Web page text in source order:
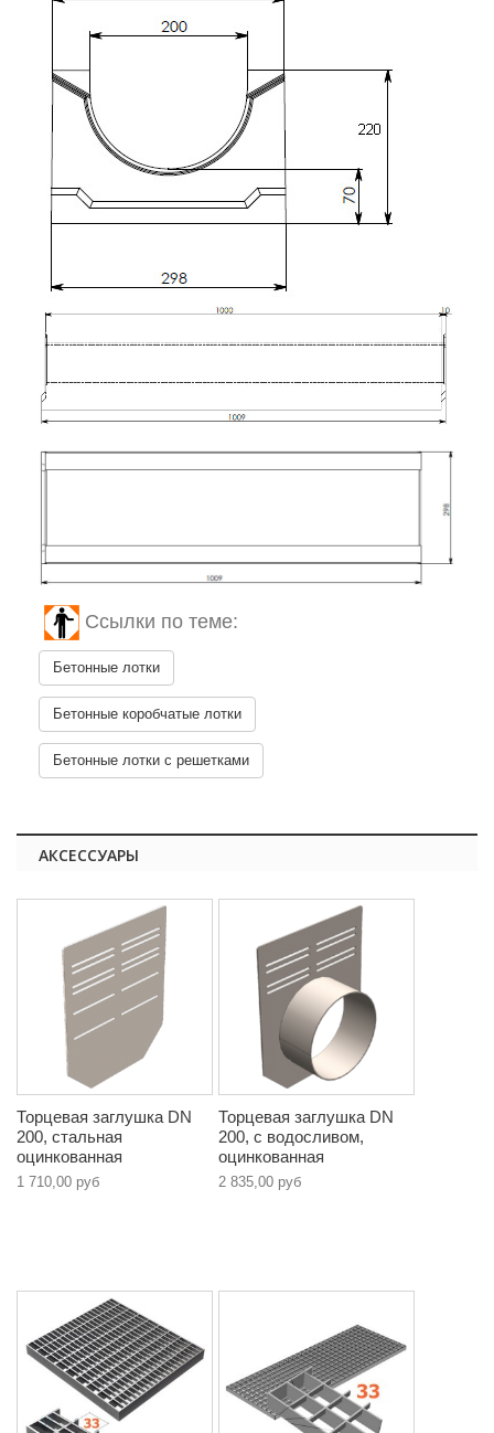
Ссылки по теме:
Бетонные лотки
Бетонные коробчатые лотки
Бетонные лотки с решетками
АКСЕССУАРЫ
Торцевая заглушка DN
200, стальная
оцинкованная
1 710,00 руб
Торцевая заглушка DN
200, с водосливом,
оцинкованная
2 835,00 руб